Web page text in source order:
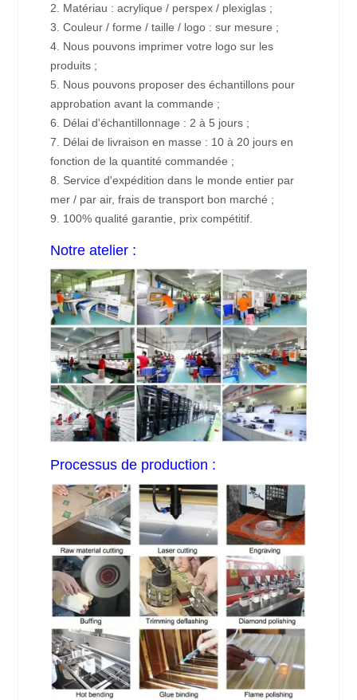
2. Matériau : acrylique / perspex / plexiglas ;
3. Couleur / forme / taille / logo : sur mesure ;
4. Nous pouvons imprimer votre logo sur les
produits ;
5. Nous pouvons proposer des échantillons pour
approbation avant la commande ;
6. Délai d'échantillonnage : 2 à 5 jours ;
7. Délai de livraison en masse : 10 à 20 jours en
fonction de la quantité commandée ;
8. Service d'expédition dans le monde entier par
mer / par air, frais de transport bon marché ;
9. 100% qualité garantie, prix compétitif.
Notre atelier :
Processus de production :